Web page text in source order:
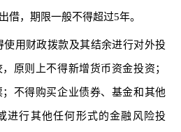
借，期限一般不得超过5年。
使用财政拨款及其结余进行对外投
原则上不得新增货币资金投资；
不得购买企业债券、基金和其他
进行其他任何形式的金融风险投